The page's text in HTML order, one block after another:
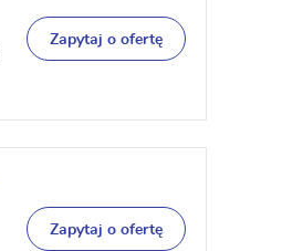
Zapytaj o ofertę
Zapytaj o ofertę